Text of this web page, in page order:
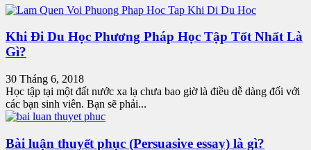
Khi Đi Du Học Phương Pháp Học Tập Tốt Nhất Là
Gì?
30 Tháng 6, 2018
Học tập tại một đất nước xa lạ chưa bao giờ là điều dễ dàng đối với
các bạn sinh viên. Bạn sẽ phải...
Bài luận thuyết phục (Persuasive essay) là gì?